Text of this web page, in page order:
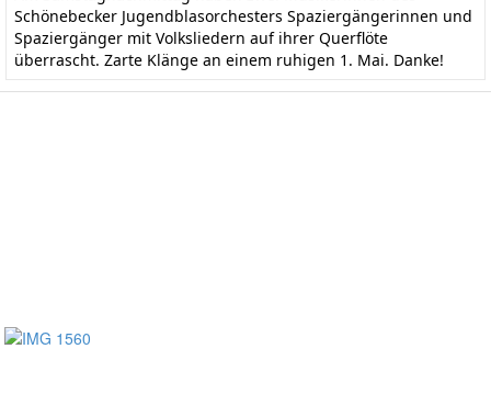
Schönebecker Jugendblasorchesters Spaziergängerinnen und
Spaziergänger mit Volksliedern auf ihrer Querflöte
überrascht. Zarte Klänge an einem ruhigen 1. Mai. Danke!